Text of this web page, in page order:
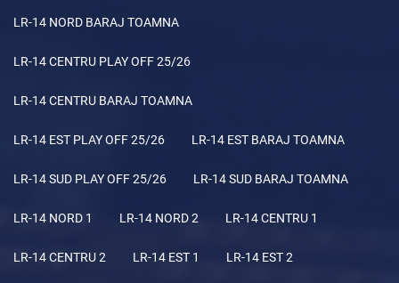
LR-14 NORD BARAJ TOAMNA
LR-14 CENTRU PLAY OFF 25/26
LR-14 CENTRU BARAJ TOAMNA
LR-14 EST PLAY OFF 25/26 LR-14 EST BARAJ TOAMNA
LR-14 SUD PLAY OFF 25/26 LR-14 SUD BARAJ TOAMNA
LR-14 NORD 1 LR-14 NORD 2 LR-14 CENTRU 1
LR-14 CENTRU 2 LR-14 EST 1 LR-14 EST 2